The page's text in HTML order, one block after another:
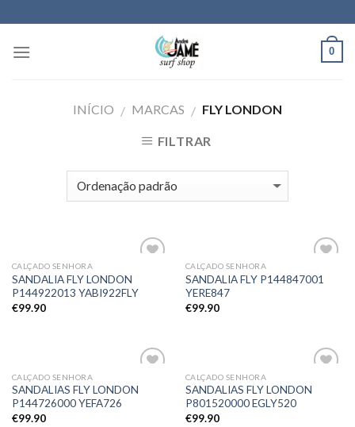
to
content
0
INÍCIO / MARCAS / FLY LONDON
FILTRAR
aos meus
desejos
CALÇADO SENHORA
SANDALIA FLY LONDON
P144922013 YABI922FLY
€99.90
aos meus
CALÇADO SENHORA
SANDALIA FLY P144847001
YERE847
€99.90
aos meus
CALÇADO SENHORA
SANDALIAS FLY LONDON
P144726000 YEFA726
€99.90
aos meus
CALÇADO SENHORA
SANDALIAS FLY LONDON
P801520000 EGLY520
€99.90